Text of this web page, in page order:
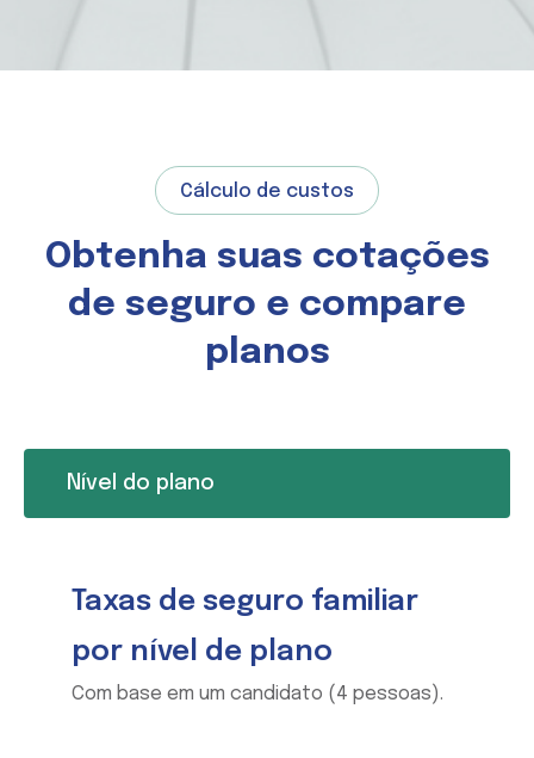
Cálculo de custos
Obtenha suas cotações
de seguro e compare
planos
Nível do plano
Taxas de seguro familiar
por nível de plano
Com base em um candidato (4 pessoas).